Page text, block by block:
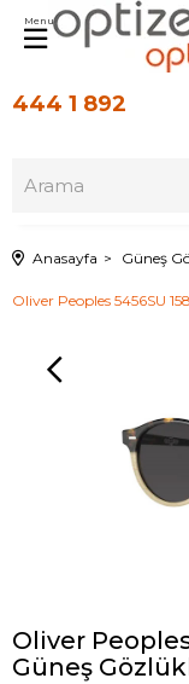
444 1 892
Menu
Anasayfa Güneş
Oliver Peoples 5456SU
Oliver
Güneş